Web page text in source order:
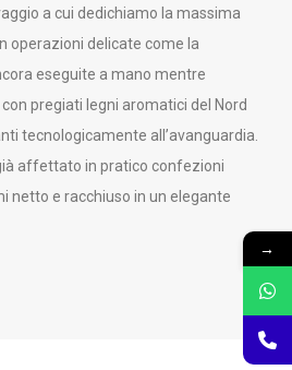
a cui dedichiamo la massima
operazioni delicate come la
eseguite a mano mentre
pregiati legni aromatici del Nord
tecnologicamente all’avanguardia.
affettato in pratico confezioni
netto e racchiuso in un elegante
→